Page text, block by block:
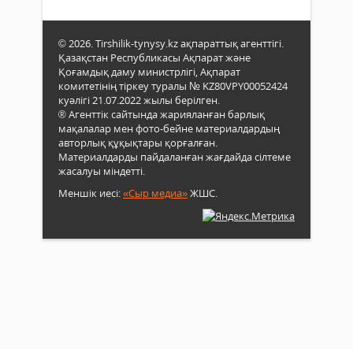
© 2026. Tirshilik-tynysy.kz ақпараттық агенттігі.
Қазақстан Республикасы Ақпарат және
Қоғамдық даму министрлігі, Ақпарат
комитетінің тіркеу туралы № KZ80VPY00052424
куәлігі 21.07.2022 жылы берілген.
® Агенттік сайтында жарияланған барлық
мақалалар мен фото-бейне материалдардың
авторлық құқықтары қорғалған.
Материалдарды пайдаланған жағдайда сілтеме
жасалуы міндетті.
Меншік иесі:«Сыр медиа»ЖШС.